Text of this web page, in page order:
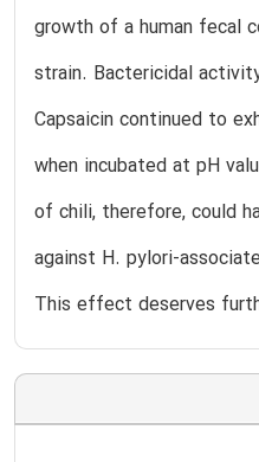
growth of a human fecal
strain. Bactericidal
Capsaicin continued to
when incubated at pH
of chili, therefore, could
against H. pylori-
This effect deserves